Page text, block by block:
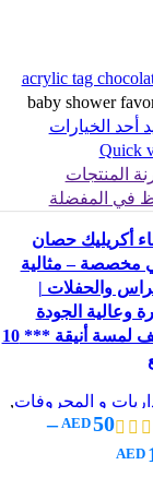
أحد الخيارات
Quick
المنتجات
في المفضلة
أكريليك حصان
مخصصة – مثالية
والحفلات |
وعالية الجودة
تضيف لمسة أنيقة *** 10
و المحروفات,
للحرف اليدوية
و الاستقبال
AED50
–
AED